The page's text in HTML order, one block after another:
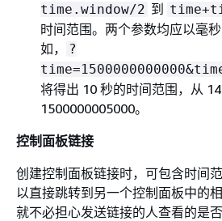
time.window/2 到
时间范围。两个参数均应以毫
如，
?
将得出 10 秒的时间范围，从
1500000005000。
控制面板链接
创建控制面板链接时，可包含时间
以直接跳转到另一个控制面板中的
就不必担心发送链接的人查看的是